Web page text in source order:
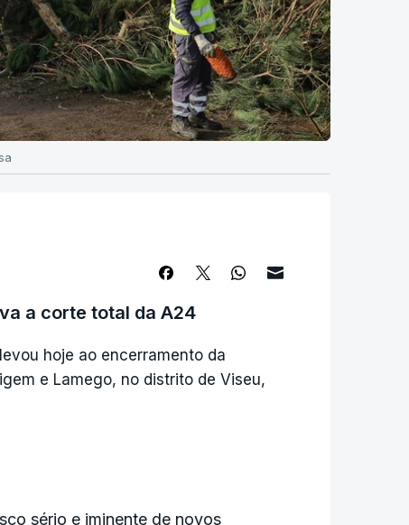
a corte total da A24
hoje ao encerramento da
e Lamego, no distrito de Viseu,
sério e iminente de novos